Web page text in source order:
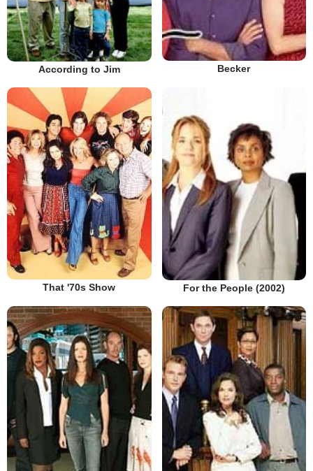
According to Jim Becker
That '70s Show For the People (2002)